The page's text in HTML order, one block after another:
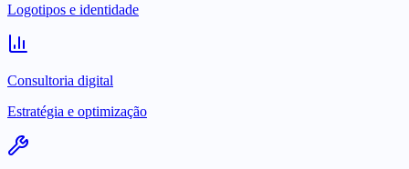
Logotipos e identidade
Consultoria digital
Estratégia e optimização